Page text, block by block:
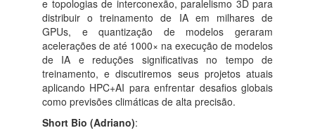
e topologias de interconexão, paralelismo 3D para
distribuir o treinamento de IA em milhares de
GPUs, e quantização de modelos geraram
acelerações de até 1000× na execução de modelos
de IA e reduções significativas no tempo de
treinamento, e discutiremos seus projetos atuais
aplicando HPC+AI para enfrentar desafios globais
como previsões climáticas de alta precisão.
Short Bio (Adriano):